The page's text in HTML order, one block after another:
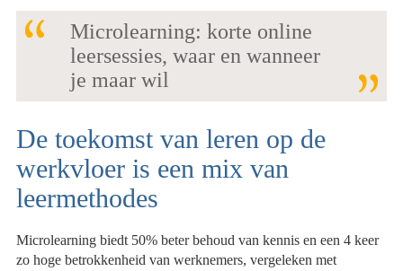
Microlearning: korte online
leersessies, waar en wanneer
je maar wil
De toekomst van leren op de
werkvloer is een mix van
leermethodes
Microlearning biedt 50% beter behoud van kennis en een 4 keer
zo hoge betrokkenheid van werknemers, vergeleken met